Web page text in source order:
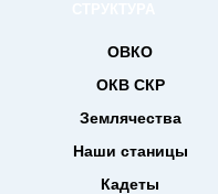
ОВКО
ОКВ СКР
Землячества
Наши станицы
Кадеты